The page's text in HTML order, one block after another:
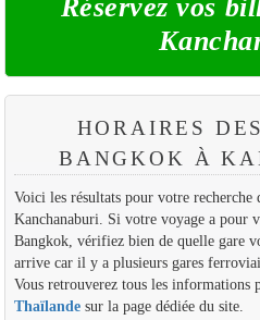
Réservez vos
HORAIRES
BANGKOK À
Voici les résultats pour votre
Kanchanaburi. Si votre voyage a pour
Bangkok, vérifiez bien de quelle gare
arrive car il y a plusieurs gares
Vous retrouverez tous les informations
Thaïlandesur la page dédiée du site.